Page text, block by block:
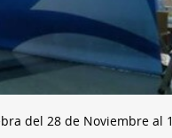
del 28 de Noviembre al 1